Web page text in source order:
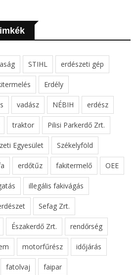
STIHL erdészeti gép
Erdély
vadász NÉBIH erdész
traktor Pilisi Parkerdő Zrt.
Egyesület Székelyföld
erdőtűz fakitermelő OEE
illegális fakivágás
Sefag Zrt.
Északerdő Zrt. rendőrség
motorfűrész időjárás
fatolvaj faipar